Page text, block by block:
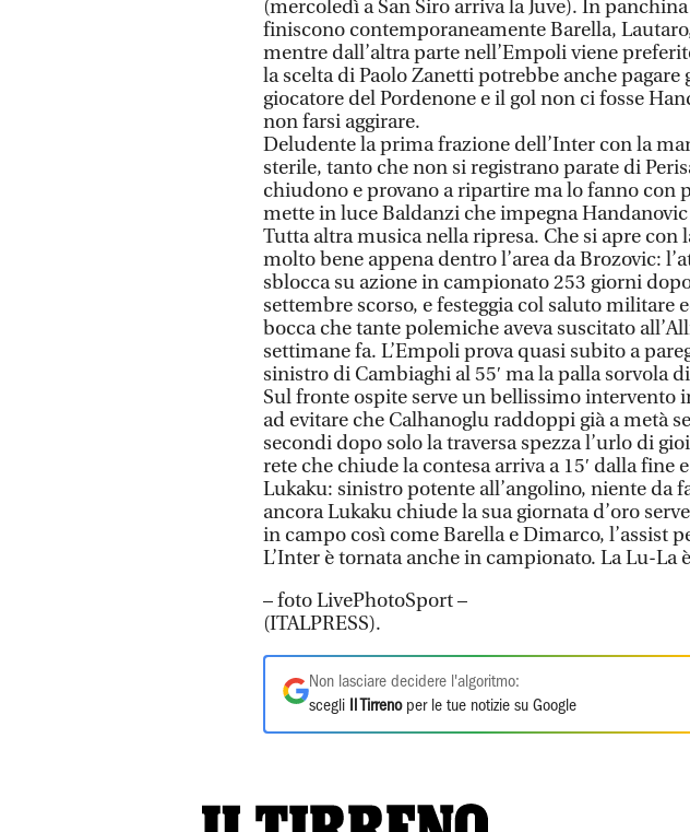
(mercoledì a San Siro arriva la Juve). In
finiscono contemporaneamente Barella,
mentre dall’altra parte nell’Empoli viene
la scelta di Paolo Zanetti potrebbe anche pagare
giocatore del Pordenone e il gol non ci fosse
non farsi aggirare.
Deludente la prima frazione dell’Inter con la
sterile, tanto che non si registrano parate di
chiudono e provano a ripartire ma lo fanno con
mette in luce Baldanzi che impegna Handanovic
Tutta altra musica nella ripresa. Che si apre con
molto bene appena dentro l’area da Brozovic:
sblocca su azione in campionato 253 giorni
settembre scorso, e festeggia col saluto militare
bocca che tante polemiche aveva suscitato
settimane fa. L’Empoli prova quasi subito a
sinistro di Cambiaghi al 55′ ma la palla sorvola
Sul fronte ospite serve un bellissimo intervento
ad evitare che Calhanoglu raddoppi già a metà
secondi dopo solo la traversa spezza l’urlo di
rete che chiude la contesa arriva a 15′ dalla fine
Lukaku: sinistro potente all’angolino, niente da
ancora Lukaku chiude la sua giornata d’oro
in campo così come Barella e Dimarco, l’assist
L’Inter è tornata anche in campionato. La Lu-La
– foto LivePhotoSport –
(ITALPRESS).
Non lasciare decidere l'algoritmo:
scegli
Il Tirrenoper le tue notizie su Google